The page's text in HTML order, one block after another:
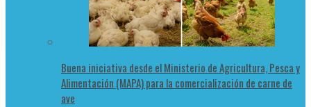
Buena iniciativa desde el Ministerio de Agricultura, Pesca y
Alimentación (MAPA) para la comercialización de carne de
ave